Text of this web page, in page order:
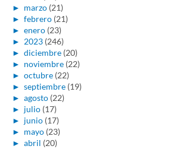
► marzo (21)
► febrero (21)
► enero (23)
► 2023 (246)
► diciembre (20)
► noviembre (22)
► octubre (22)
► septiembre (19)
► agosto (22)
► julio (17)
► junio (17)
► mayo (23)
► abril (20)